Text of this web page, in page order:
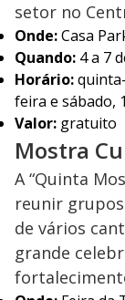
setor no
Onde:Casa
Quando: 4 a 7
Horário:
feira e sábado,
Valor: gratuito
Mostra
A “Quinta
reunir
de vários
grande